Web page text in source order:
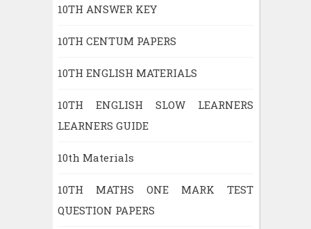
10TH ANSWER KEY
10TH CENTUM PAPERS
10TH ENGLISH MATERIALS
10TH ENGLISH SLOW LEARNERS
LEARNERS GUIDE
10th Materials
10TH MATHS ONE MARK TEST
QUESTION PAPERS